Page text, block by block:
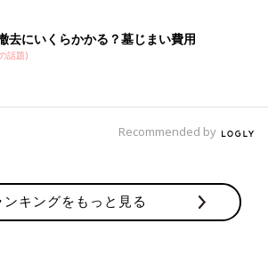
去にいくらかかる？墓じまい費用
話題)
Recommended by
ンキングをもっと見る